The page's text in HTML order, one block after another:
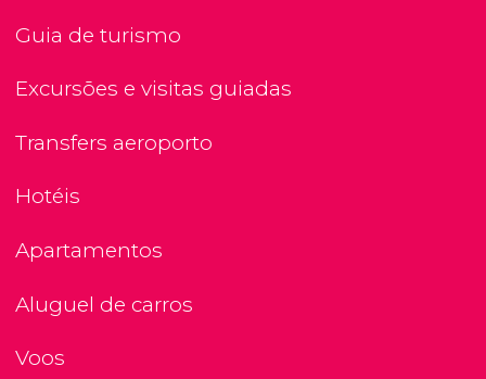
Guia de turismo
Excursões e visitas guiadas
Transfers aeroporto
Hotéis
Apartamentos
Aluguel de carros
Voos